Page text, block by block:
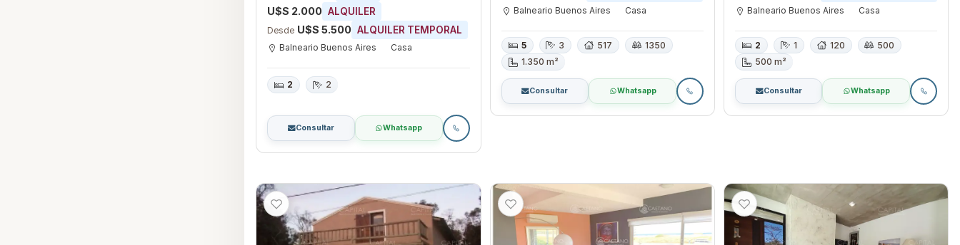
U$S 2.000 ALQUILER
Desde U$S 5.500 ALQUILER TEMPORAL
Balneario Buenos Aires Casa
2 2
Consultar Whatsapp
Balneario Buenos Aires Casa
5 3 517
1350
1.350 m²
Consultar Whatsapp
Balneario Buenos Aires Casa
2 1 120
500
500 m²
Consultar Whatsapp